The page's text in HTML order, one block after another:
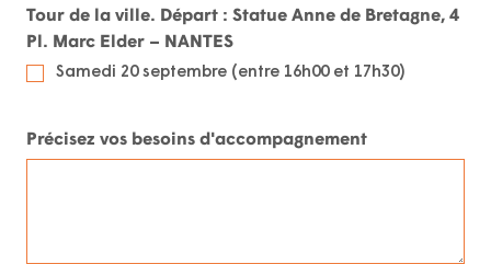
Tour de la ville. Départ : Statue Anne de Bretagne, 4
Pl. Marc Elder – NANTES
Samedi 20 septembre (entre 16h00 et 17h30)
Précisez vos besoins d'accompagnement